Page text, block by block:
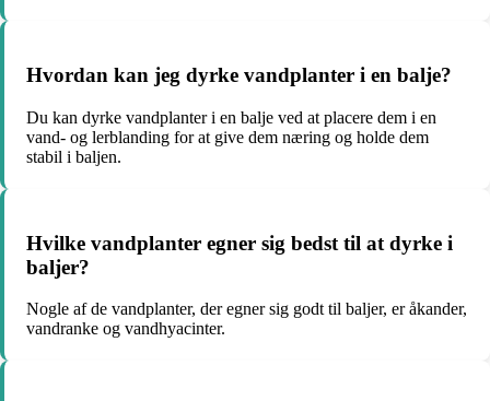
Hvordan kan jeg dyrke vandplanter i en balje?
Du kan dyrke vandplanter i en balje ved at placere dem i en
vand- og lerblanding for at give dem næring og holde dem
stabil i baljen.
Hvilke vandplanter egner sig bedst til at dyrke i
baljer?
Nogle af de vandplanter, der egner sig godt til baljer, er åkander,
vandranke og vandhyacinter.